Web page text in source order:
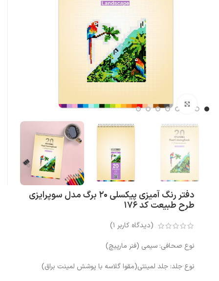
بزرگنمایی تصویر
دفتر رنگ آمیزی پیکسلی 20 برگ مدل سوپرایزی
طرح طبیعت کد 176
(دیدگاه کاربر 1
)
نوع صحافی: سیمی (فنر مارپیچ)
نوع جلد: جلد لمینتی(مقوا گلاسه با پوشش لمینت براق)